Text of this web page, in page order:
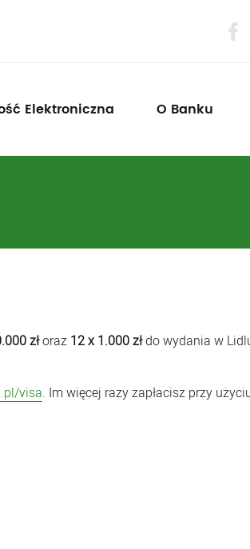
Elektroniczna O Banku
złoraz 12 x 1.000 złdo wydania w
visa. Im więcej razy zapłacisz przy